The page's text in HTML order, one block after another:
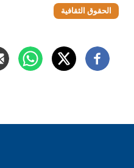
الحقوق الثقافية